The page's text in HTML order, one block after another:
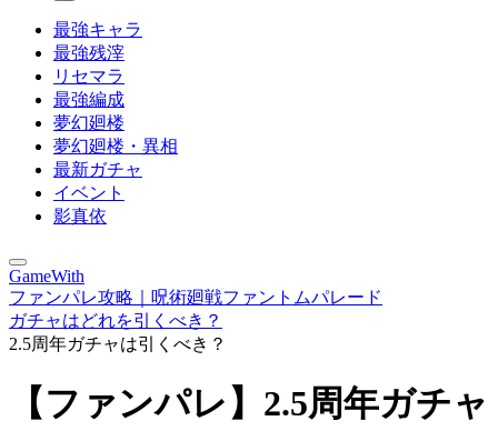
最強キャラ
最強残滓
リセマラ
最強編成
夢幻廻楼
夢幻廻楼・異相
最新ガチャ
イベント
影真依
GameWith
ファンパレ攻略｜呪術廻戦ファントムパレード
ガチャはどれを引くべき？
2.5周年ガチャは引くべき？
【ファンパレ】2.5周年ガチャ